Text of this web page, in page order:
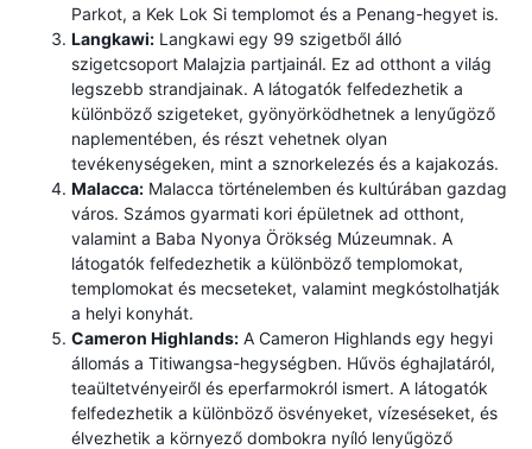
Parkot, a Kek Lok Si templomot és a Penang-hegyet is.
Langkawi: Langkawi egy 99 szigetből álló
szigetcsoport Malajzia partjainál. Ez ad otthont a világ
legszebb strandjainak. A látogatók felfedezhetik a
különböző szigeteket, gyönyörködhetnek a lenyűgöző
naplementében, és részt vehetnek olyan
tevékenységeken, mint a sznorkelezés és a kajakozás.
Malacca: Malacca történelemben és kultúrában gazdag
város. Számos gyarmati kori épületnek ad otthont,
valamint a Baba Nyonya Örökség Múzeumnak. A
látogatók felfedezhetik a különböző templomokat,
templomokat és mecseteket, valamint megkóstolhatják
a helyi konyhát.
Cameron Highlands: A Cameron Highlands egy hegyi
állomás a Titiwangsa-hegységben. Hűvös éghajlatáról,
teaültetvényeiről és eperfarmokról ismert. A látogatók
felfedezhetik a különböző ösvényeket, vízeséseket, és
élvezhetik a környező dombokra nyíló lenyűgöző